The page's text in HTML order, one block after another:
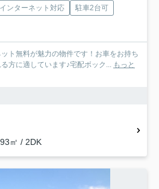
インターネット対応
駐車2台可
ト無料が魅力の物件です！お車をお持ち
方に適しています♪宅配ボック... もっと
㎡ / 2DK